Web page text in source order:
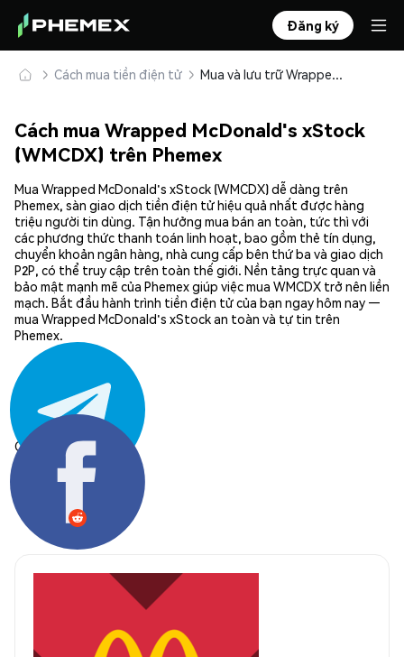
Đăng ký
Cách mua tiền điện tử Mua và lưu trữ Wrapped McDonald's xStock (WMCDX) an toàn
Cách mua Wrapped McDonald's xStock
(WMCDX) trên Phemex
Mua Wrapped McDonald's xStock (WMCDX) dễ dàng trên
Phemex, sàn giao dịch tiền điện tử hiệu quả nhất được hàng
triệu người tin dùng. Tận hưởng mua bán an toàn, tức thì với
các phương thức thanh toán linh hoạt, bao gồm thẻ tín dụng,
chuyển khoản ngân hàng, nhà cung cấp bên thứ ba và giao dịch
P2P, có thể truy cập trên toàn thế giới. Nền tảng trực quan và
bảo mật mạnh mẽ của Phemex giúp việc mua WMCDX trở nên liền
mạch. Bắt đầu hành trình tiền điện tử của bạn ngay hôm nay —
mua Wrapped McDonald's xStock an toàn và tự tin trên
Phemex.
Chia sẻ: